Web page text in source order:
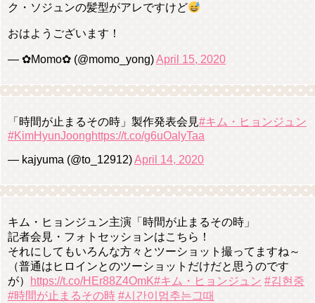
ク・ソジュンの髪型がアレですけど
おはようございます！
— ✿Momo✿ (@momo_yong)April 15, 2020
「時間が止まるその時」製作発表会見#キム・ヒョンジュン
#KimHyunJoonghttps://t.co/g6uOalyTaa
— kajyuma (@to_12912)April 14, 2020
キム・ヒョンジュン主演「時間が止まるその時」
記者会見・フォトセッションはこちら！
それにしてもいろんな方々とツーショット撮ってますね～
（普通はヒロインとのツーショットだけだと思うのです
が）
https://t.co/HEr88Z4OmK#キム・ヒョンジュン #김현중
#時間が止まるその時 #시간이멈추는그때